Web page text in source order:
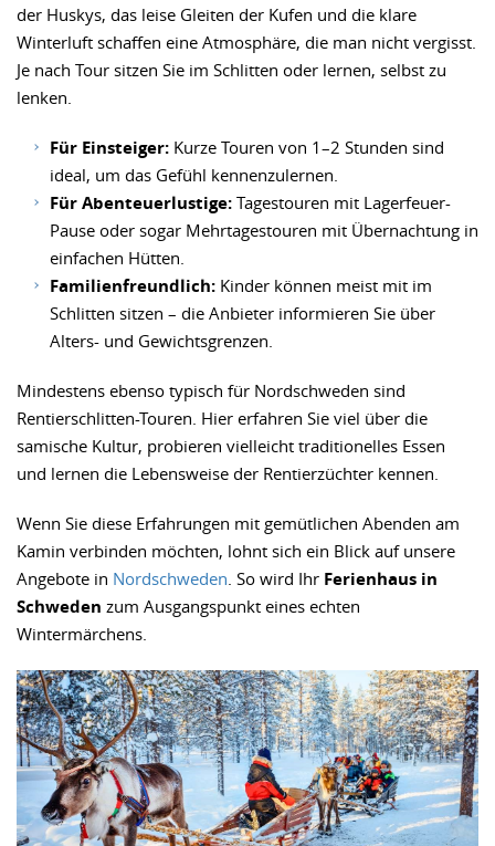
der Huskys, das leise Gleiten der Kufen und die klare
Winterluft schaffen eine Atmosphäre, die man nicht vergisst.
Je nach Tour sitzen Sie im Schlitten oder lernen, selbst zu
lenken.
Für Einsteiger: Kurze Touren von 1–2 Stunden sind
ideal, um das Gefühl kennenzulernen.
Für Abenteuerlustige: Tagestouren mit Lagerfeuer-
Pause oder sogar Mehrtagestouren mit Übernachtung in
einfachen Hütten.
Familienfreundlich: Kinder können meist mit im
Schlitten sitzen – die Anbieter informieren Sie über
Alters- und Gewichtsgrenzen.
Mindestens ebenso typisch für Nordschweden sind
Rentierschlitten-Touren. Hier erfahren Sie viel über die
samische Kultur, probieren vielleicht traditionelles Essen
und lernen die Lebensweise der Rentierzüchter kennen.
Wenn Sie diese Erfahrungen mit gemütlichen Abenden am
Kamin verbinden möchten, lohnt sich ein Blick auf unsere
Angebote in Nordschweden . So wird Ihr Ferienhaus in
Schweden zum Ausgangspunkt eines echten
Wintermärchens.